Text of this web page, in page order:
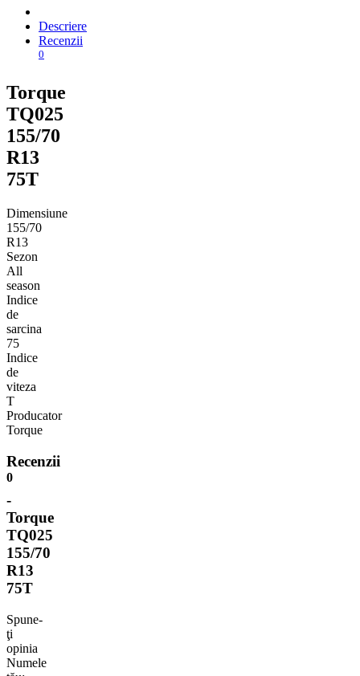
Descriere
Recenzii
0
Torque
TQ025
155/70
R13
75T
Dimensiune
155/70
R13
Sezon
All
season
Indice
de
sarcina
75
Indice
de
viteza
T
Producator
Torque
Recenzii
0
-
Torque
TQ025
155/70
R13
75T
Spune-
ţi
opinia
Numele